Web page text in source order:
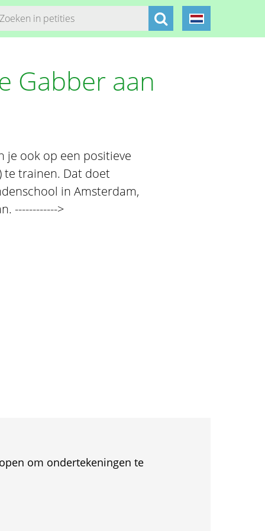
Gabber aan
je ook op een positieve
te trainen. Dat doet
in Amsterdam,
------------>
om ondertekeningen te